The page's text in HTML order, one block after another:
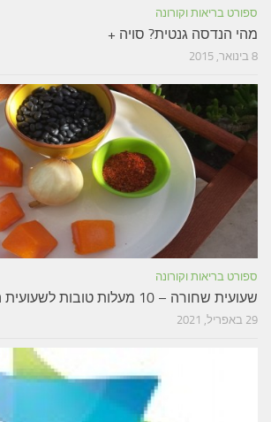
ספורט בריאות וקורונה
מהי הנדסה גנטית? סויה +
8 בינואר, 2015
ספורט בריאות וקורונה
שעועית שחורה – 10 מעלות טובות לשעועית הכהה
29 באפריל, 2021